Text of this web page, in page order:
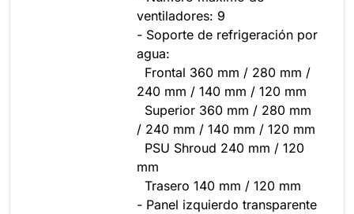
ventiladores: 9
- Soporte de refrigeración por
agua:
Frontal 360 mm / 280 mm /
240 mm / 140 mm / 120 mm
Superior 360 mm / 280 mm
/ 240 mm / 140 mm / 120 mm
PSU Shroud 240 mm / 120
mm
Trasero 140 mm / 120 mm
- Panel izquierdo transparente